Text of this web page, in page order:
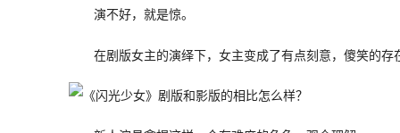
演不好，就是惊。
在剧版女主的演绎下，女主变成了有点刻意，傻笑的存